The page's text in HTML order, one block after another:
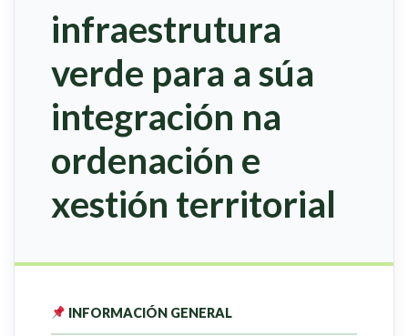
infraestrutura
verde para a súa
integración na
ordenación e
xestión territorial
INFORMACIÓN GENERAL